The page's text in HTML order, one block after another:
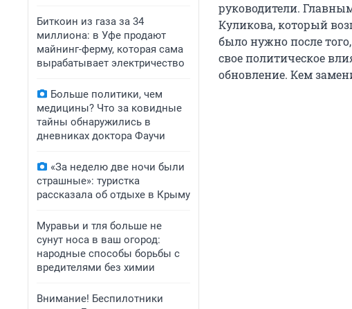
Биткоин из газа за 34
миллиона: в Уфе продают
майнинг-ферму, которая сама
вырабатывает электричество
Больше политики, чем
медицины? Что за ковидные
тайны обнаружились в
дневниках доктора Фаучи
«За неделю две ночи были
страшные»: туристка
рассказала об отдыхе в Крыму
Муравьи и тля больше не
сунут носа в ваш огород:
народные способы борьбы с
вредителями без химии
Внимание! Беспилотники
руководители.
Куликова, который
было нужно после
свое политическое
обновление. Кем